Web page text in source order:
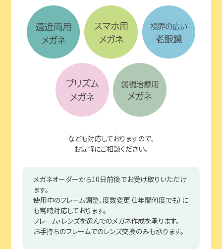
なども対応しておりますので、
お気軽にご相談ください。
メガネオーダーから10日前後でお受け取りいただけ
ます。
使用中のフレーム調整、度数変更（1年間何度でも）に
も常時対応しております。
フレーム・レンズを選んでのメガネ作成を承ります。
お手持ちのフレームでのレンズ交換のみも承ります。